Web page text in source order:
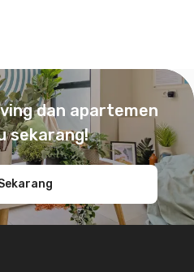
dan apartemen
sekarang!